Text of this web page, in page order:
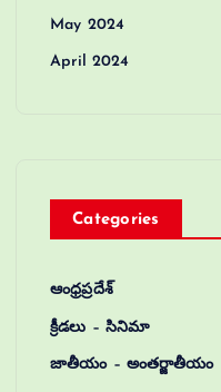
May 2024
April 2024
Categories
ఆంధ్రప్రదేశ్
క్రీడలు – సినిమా
జాతీయం – అంతర్జాతీయం